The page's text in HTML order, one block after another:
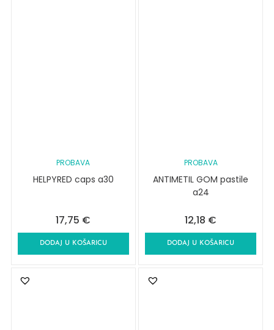
PROBAVA
HELPYRED caps a30
17,75 €
DODAJ U KOŠARICU
PROBAVA
ANTIMETIL GOM pastile
a24
12,18 €
DODAJ U KOŠARICU